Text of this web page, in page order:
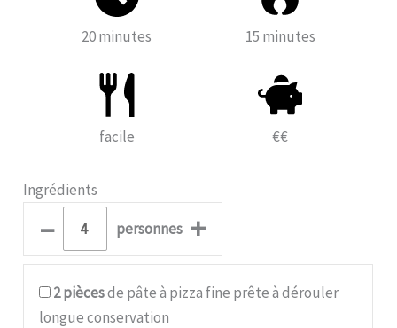
20 minutes 15 minutes
facile €€
Ingrédients
– personnes +
2piècesde pâte à pizza fine prête à dérouler
longue conservation